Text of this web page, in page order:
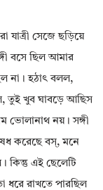
সেজে ছড়িয়ে
বসে ছিল আমার
না। হঠাৎ বলল,
তুই খুব ঘাবড়ে আছিস
ভোলানাথ নয়। সঙ্গী
করেছে বস্, মনে
কিন্তু এই ছেলেটি
ধরে রাখতে পারছিল